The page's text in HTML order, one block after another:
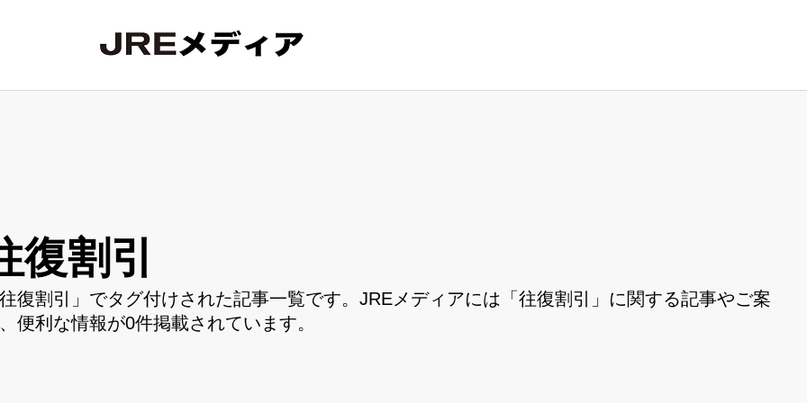
復割引
復割引」でタグ付けされた記事一覧です。JREメディアには「往復割引」に関する記事やご案
便利な情報が0件掲載されています。